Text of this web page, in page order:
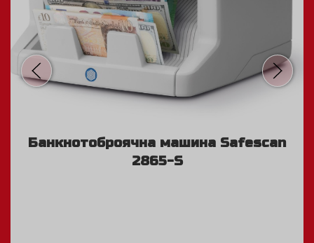
Банкнотоброячна машина Safescan
2865-S